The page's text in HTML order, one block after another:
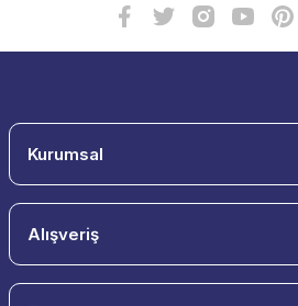
Kurumsal
Alışveriş